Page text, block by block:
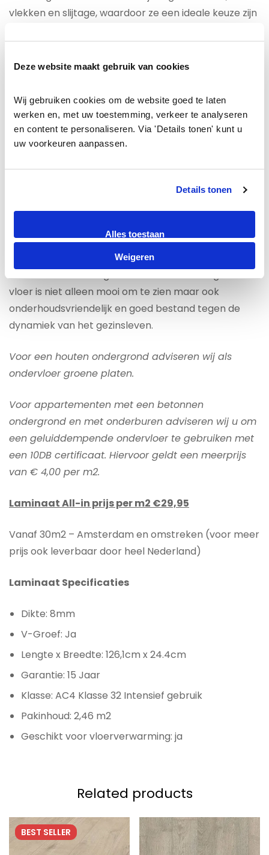
Deze website maakt gebruik van cookies
Wij gebruiken cookies om de website goed te laten
werken en, met uw toestemming, verkeer te analyseren
en content te personaliseren. Via 'Details tonen' kunt u
uw voorkeuren aanpassen.
Details tonen
Alles toestaan
Weigeren
vlekken en slijtage, waardoor ze een ideale keuze zijn
solide basis en uitstekende weerstand tegen
aantrekkelijke uitstraling behouden.
Nu inclusief:
meerprijs ook hoge plinten leverbaar)
Inclusief: Gratis bezorgen en Gratis Gelegd
Laminaat is een 8mm laminaat met een sterke klik
Met 15 Jaar fabrieksgarantie is dit
laminaat uitermate geschikt voor uw woning. Dit
vloer is niet alleen mooi om te zien maar ook
onderhoudsvriendelijk en goed bestand tegen de
dynamiek van het gezinsleven.
Voor een houten ondergrond adviseren wij als
ondervloer groene platen.
Voor appartementen met een betonnen
ondergrond en met onderburen adviseren wij u om
een geluiddempende ondervloer te gebruiken met
een 10DB certificaat. Hiervoor geldt een meerprijs
van € 4,00 per m2.
Laminaat All-in prijs per m2 €29,95
Vanaf 30m2 – Amsterdam en omstreken (voor meer
prijs ook leverbaar door heel Nederland)
Laminaat Specificaties
Dikte: 8mm
V-Groef: Ja
Lengte x Breedte: 126,1cm x 24.4cm
Garantie: 15 Jaar
Klasse: AC4 Klasse 32 Intensief gebruik
Pakinhoud: 2,46 m2
Geschikt voor vloerverwarming: ja
Related products
BEST SELLER